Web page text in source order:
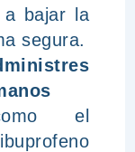
a bajar la
segura.
el